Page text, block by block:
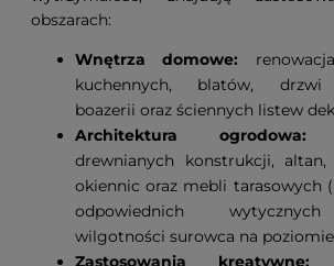
obszarach:
Wnętrza domowe:
kuchennych, blatów, drzwi
boazerii oraz ściennych listew
Architektura ogrodowa:
drewnianych konstrukcji, altan,
okiennic oraz mebli tarasowych
odpowiednich
wilgotności surowca na poziomie
Zastosowania kreatywne: